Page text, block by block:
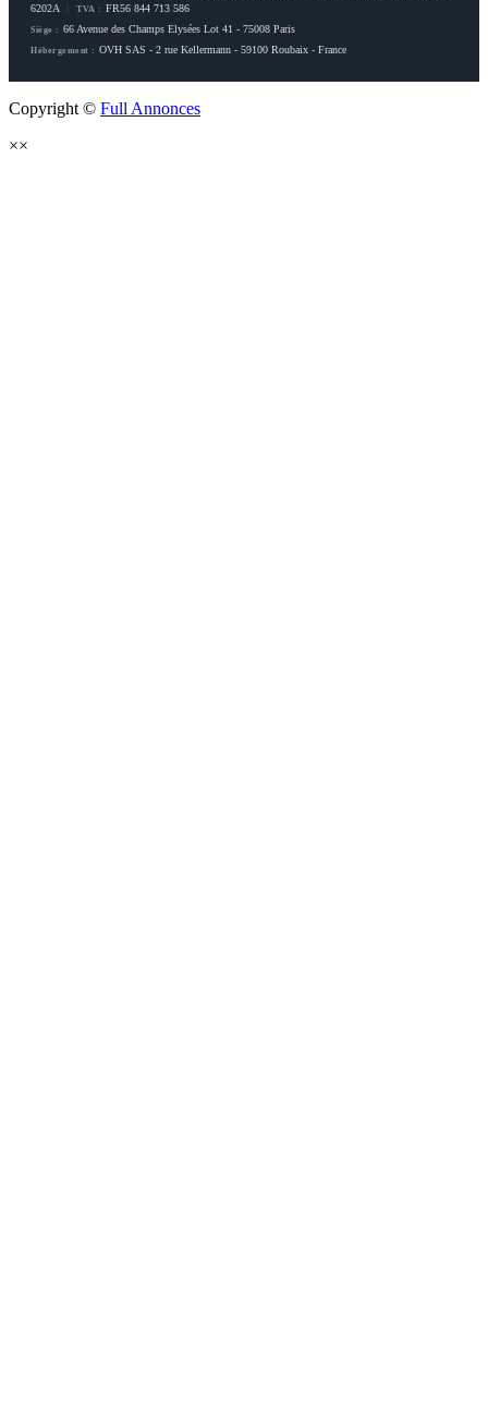
6202A TVA : FR56 844 713 586
Siège : 66 Avenue des Champs Elysées Lot 41 - 75008 Paris
Hébergement : OVH SAS - 2 rue Kellermann - 59100 Roubaix - France
Copyright © Full Annonces
××